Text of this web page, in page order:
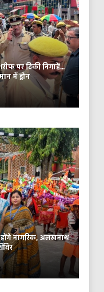
पर टिकी निगाहें…
में ड्रोन
नागरिक, अलखनाथ